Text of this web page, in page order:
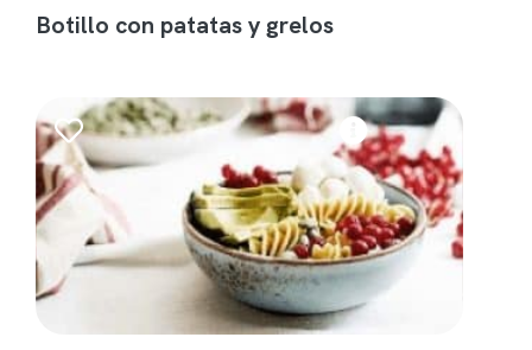
Botillo con patatas y grelos